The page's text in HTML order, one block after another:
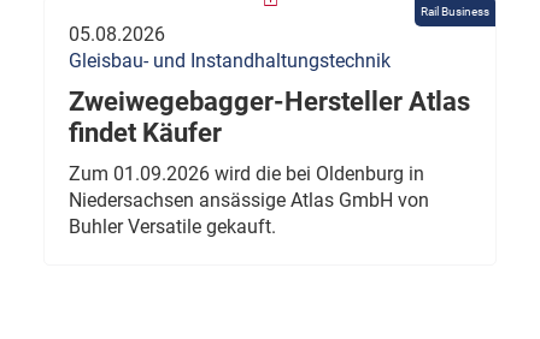
Rail Business
05.08.2026
Gleisbau- und Instandhaltungstechnik
Zweiwegebagger-Hersteller Atlas
findet Käufer
Zum 01.09.2026 wird die bei Oldenburg in
Niedersachsen ansässige Atlas GmbH von
Buhler Versatile gekauft.